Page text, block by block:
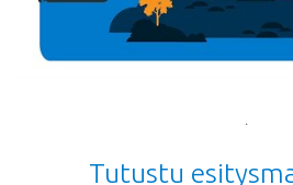
.
Tutustu